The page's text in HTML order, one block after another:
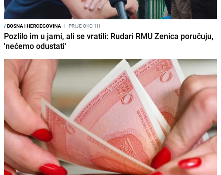
/BOSNA I HERCEGOVINA I PRIJE OKO 1H
Pozlilo im u jami, ali se vratili: Rudari RMU Zenica poručuju,
'nećemo odustati'